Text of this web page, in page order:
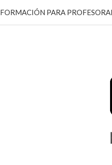
FORMACIÓN PARA